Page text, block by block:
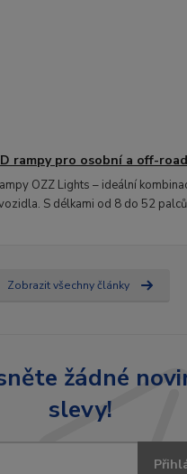
rampy pro osobní a off-
OZZ Lights – ideální
S délkami od 8 do 52
Zobrazit všechny články
žádné
slevy!